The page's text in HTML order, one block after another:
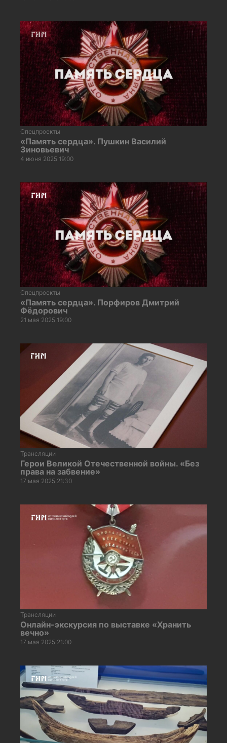
Спецпроекты
«Память сердца». Пушкин Василий
Зиновьевич
4 июня 2025 19:00
Спецпроекты
«Память сердца». Порфиров Дмитрий
Фёдорович
21 мая 2025 19:00
Трансляции
Герои Великой Отечественной войны. «Без
права на забвение»
17 мая 2025 21:30
Трансляции
Онлайн-экскурсия по выставке «Хранить
вечно»
17 мая 2025 21:00